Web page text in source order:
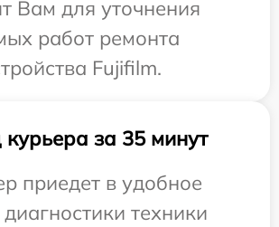
Вам для уточнения
работ ремонта
Fujifilm.
за 35 минут
приедет в удобное
техники